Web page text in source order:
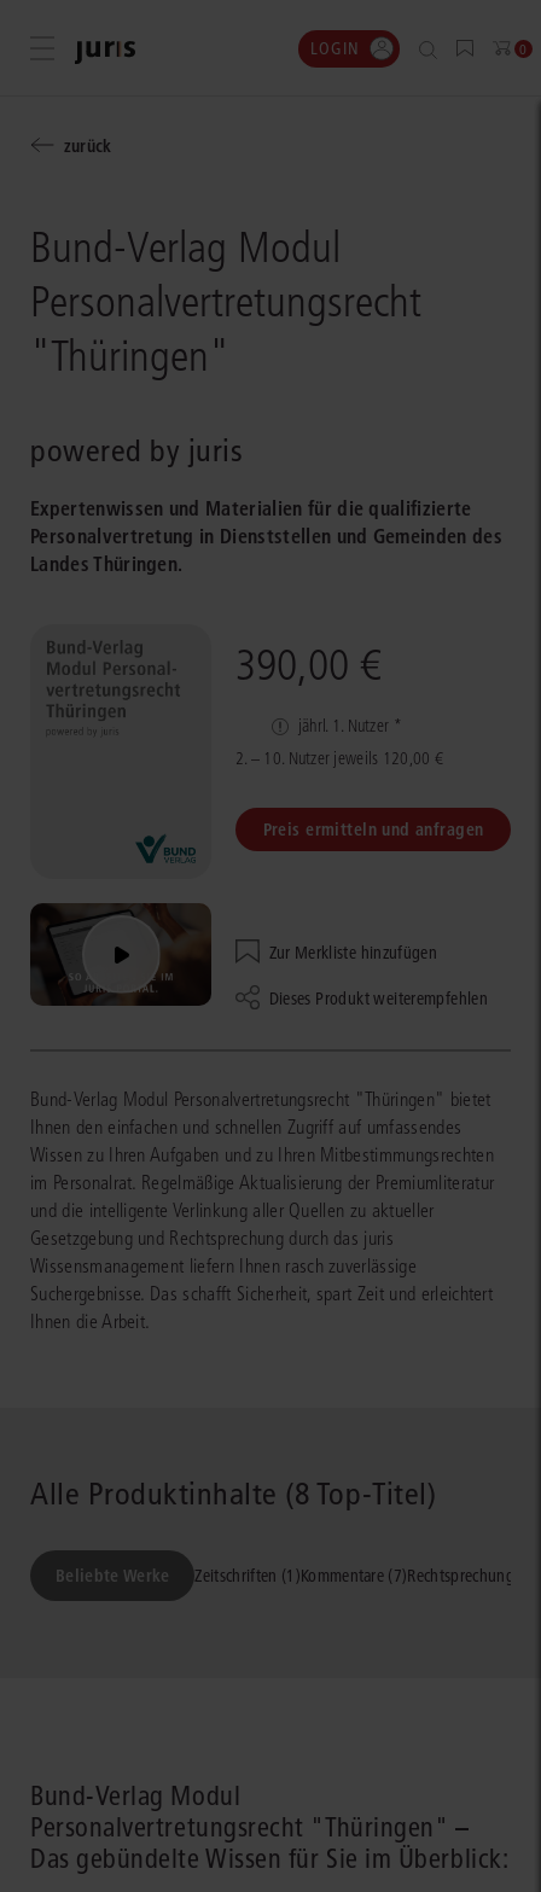
Menü öffnen LOGIN 0
zurück
Bund-Verlag Modul
Personalvertretungsrecht
"Thüringen"
powered by juris
Expertenwissen und Materialien für die qualifizierte
Personalvertretung in Dienststellen und Gemeinden des
Landes Thüringen.
Bund-Verlag Modul Personalvertretungsrecht "Thüringen" bietet
Ihnen den einfachen und schnellen Zugriff auf umfassendes
Wissen zu Ihren Aufgaben und zu Ihren Mitbestimmungsrechten
im Personalrat. Regelmäßige Aktualisierung der Premiumliteratur
und die intelligente Verlinkung aller Quellen zu aktueller
Gesetzgebung und Rechtsprechung durch das juris
Wissensmanagement liefern Ihnen rasch zuverlässige
Suchergebnisse. Das schafft Sicherheit, spart Zeit und erleichtert
Ihnen die Arbeit.
390,00 €
jährl. 1. Nutzer *
2. – 10. Nutzer jeweils 120,00 €
Preis ermitteln und anfragen
Zur Merkliste hinzufügen
Dieses Produkt weiterempfehlen
Alle Produktinhalte (8 Top-Titel)
Beliebte Werke Zeitschriften (1)Kommentare (7)Rechtsprechung,
Bund-Verlag Modul
Personalvertretungsrecht "Thüringen" –
Das gebündelte Wissen für Sie im Überblick: